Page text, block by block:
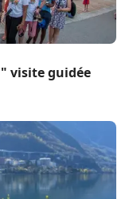
visite guidée